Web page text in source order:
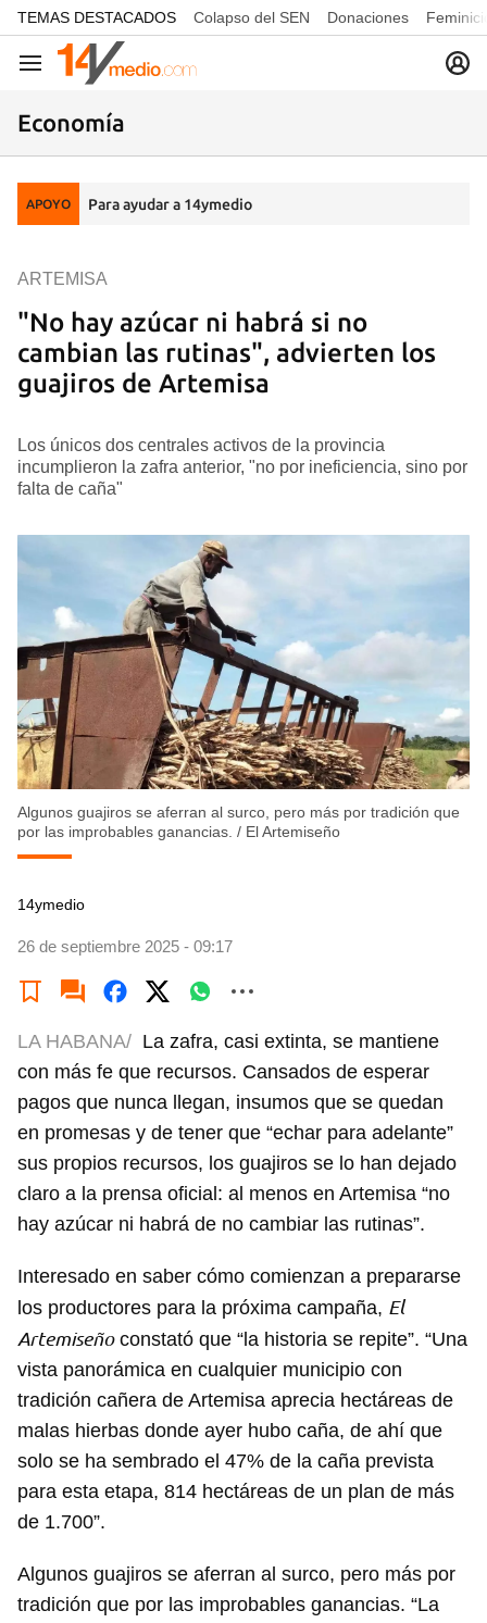
common.go-to-content
TEMAS DESTACADOS Colapso del SEN Donaciones
Navegación
Economía
APOYO Para ayudar a 14ymedio
"No hay azúcar ni habrá si no
cambian las rutinas", advierten los
guajiros de Artemisa
ARTEMISA
Los únicos dos centrales activos de la provincia
incumplieron la zafra anterior, "no por ineficiencia, sino por
falta de caña"
Algunos guajiros se aferran al surco, pero más por tradición que
por las improbables ganancias. / El Artemiseño
14ymedio
26 de septiembre 2025 - 09:17
LA HABANA/ La zafra, casi extinta, se mantiene
con más fe que recursos. Cansados de esperar
pagos que nunca llegan, insumos que se quedan
en promesas y de tener que “echar para adelante”
sus propios recursos, los guajiros se lo han dejado
claro a la prensa oficial: al menos en Artemisa “no
hay azúcar ni habrá de no cambiar las rutinas”.
Interesado en saber cómo comienzan a prepararse
los productores para la próxima campaña, El
Artemiseñoconstató que “la historia se repite”. “Una
vista panorámica en cualquier municipio con
tradición cañera de Artemisa aprecia hectáreas de
malas hierbas donde ayer hubo caña, de ahí que
solo se ha sembrado el 47% de la caña prevista
para esta etapa, 814 hectáreas de un plan de más
de 1.700”.
Algunos guajiros se aferran al surco, pero más por
tradición que por las improbables ganancias. “La